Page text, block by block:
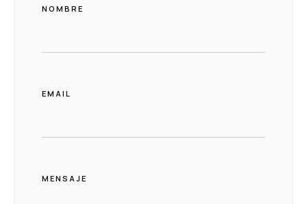
NOMBRE
EMAIL
MENSAJE